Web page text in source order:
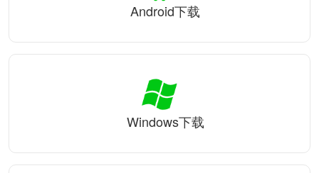
Android下载
Windows下载